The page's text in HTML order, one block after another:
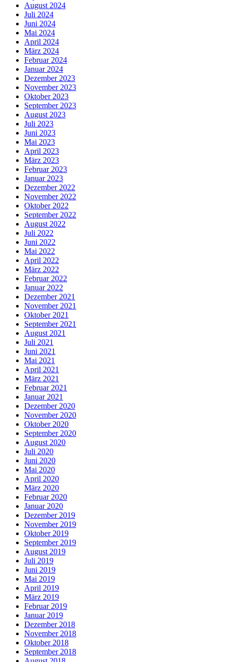
August 2024
Juli 2024
Juni 2024
Mai 2024
April 2024
März 2024
Februar 2024
Januar 2024
Dezember 2023
November 2023
Oktober 2023
September 2023
August 2023
Juli 2023
Juni 2023
Mai 2023
April 2023
März 2023
Februar 2023
Januar 2023
Dezember 2022
November 2022
Oktober 2022
September 2022
August 2022
Juli 2022
Juni 2022
Mai 2022
April 2022
März 2022
Februar 2022
Januar 2022
Dezember 2021
November 2021
Oktober 2021
September 2021
August 2021
Juli 2021
Juni 2021
Mai 2021
April 2021
März 2021
Februar 2021
Januar 2021
Dezember 2020
November 2020
Oktober 2020
September 2020
August 2020
Juli 2020
Juni 2020
Mai 2020
April 2020
März 2020
Februar 2020
Januar 2020
Dezember 2019
November 2019
Oktober 2019
September 2019
August 2019
Juli 2019
Juni 2019
Mai 2019
April 2019
März 2019
Februar 2019
Januar 2019
Dezember 2018
November 2018
Oktober 2018
September 2018